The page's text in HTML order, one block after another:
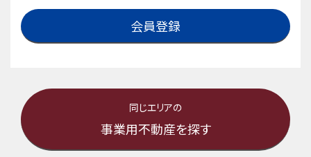
会員登録
同じエリアの
事業用不動産を探す